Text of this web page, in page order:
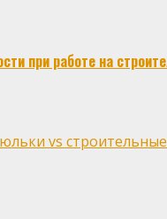
при работе на
vs строительные